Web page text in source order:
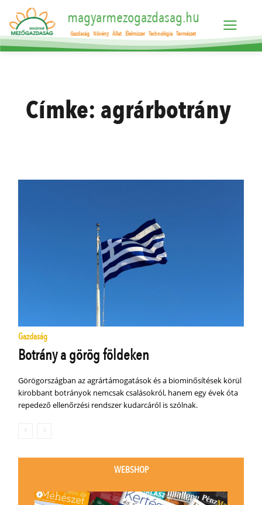
magyarmezogazdasag.hu
Gazdaság Növény Állat Élelmiszer Technológia Természet
Címke: agrárbotrány
Gazdaság
Botrány a görög földeken
Görögországban az agrártámogatások és a biominősítések körül
kirobbant botrányok nemcsak csalásokról, hanem egy évek óta
repedező ellenőrzési rendszer kudarcáról is szólnak.
WEBSHOP